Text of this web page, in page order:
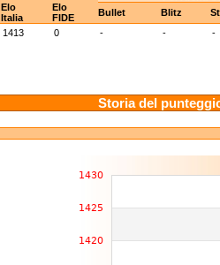
Elo
Italia
Elo
FIDE
Bullet Blitz
1413 0 - - -
Storia del